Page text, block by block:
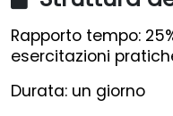
Rapporto tempo:
esercitazioni
Durata: un giorno